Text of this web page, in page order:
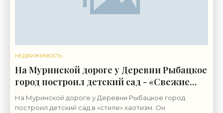
НЕДВИЖИМОСТЬ
На Муринской дороге у Деревни Рыбацкое
город построил детский сад - «Свежие
новости строительства»
На Муринской дороге у Деревни Рыбацкое город
построил детский сад в «стиле» хаотизм. Он